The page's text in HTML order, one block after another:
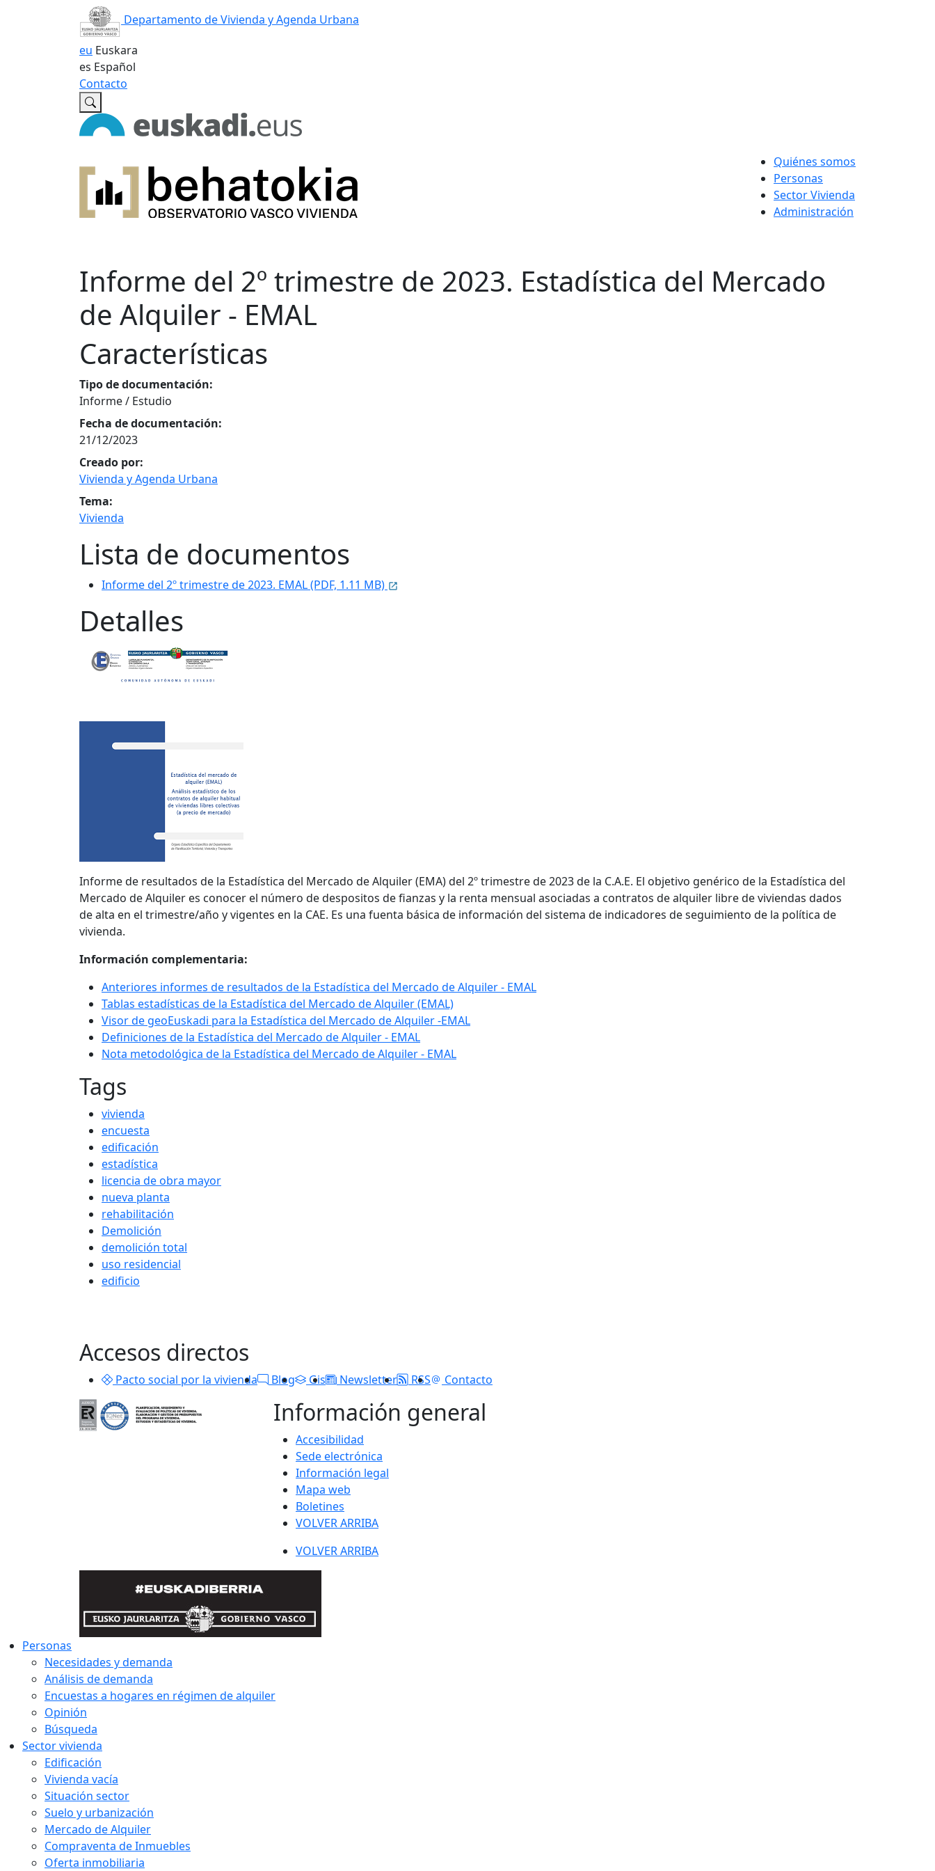
Departamento de Vivienda y Agenda Urbana
eu Euskara
es Español
Contacto
Quiénes somos
Personas
Sector Vivienda
Administración
Informe del 2º trimestre de 2023. Estadística del Mercado
de Alquiler - EMAL
Características
Tipo de documentación:
Informe / Estudio
Fecha de documentación:
21/12/2023
Creado por:
Vivienda y Agenda Urbana
Tema:
Vivienda
Lista de documentos
Informe del 2º trimestre de 2023. EMAL (PDF, 1.11 MB)
Detalles
Informe de resultados de la Estadística del Mercado de Alquiler (EMA) del 2º trimestre de 2023 de la C.A.E. El objetivo genérico de la Estadística del
Mercado de Alquiler es conocer el número de despositos de fianzas y la renta mensual asociadas a contratos de alquiler libre de viviendas dados
de alta en el trimestre/año y vigentes en la CAE. Es una fuenta básica de información del sistema de indicadores de seguimiento de la política de
vivienda.
Información complementaria:
Anteriores informes de resultados de la Estadística del Mercado de Alquiler - EMAL
Tablas estadísticas de la Estadística del Mercado de Alquiler (EMAL)
Visor de geoEuskadi para la Estadística del Mercado de Alquiler -EMAL
Definiciones de la Estadística del Mercado de Alquiler - EMAL
Nota metodológica de la Estadística del Mercado de Alquiler - EMAL
Tags
vivienda
encuesta
edificación
estadística
licencia de obra mayor
nueva planta
rehabilitación
Demolición
demolición total
uso residencial
edificio
Accesos directos
Pacto social por la vivienda Blog Gis Newsletter RSS Contacto
Información general
Accesibilidad
Sede electrónica
Información legal
Mapa web
Boletines
VOLVER ARRIBA
VOLVER ARRIBA
Personas
Necesidades y demanda
Análisis de demanda
Encuestas a hogares en régimen de alquiler
Opinión
Búsqueda
Sector vivienda
Edificación
Vivienda vacía
Situación sector
Suelo y urbanización
Mercado de Alquiler
Compraventa de Inmuebles
Oferta inmobiliaria